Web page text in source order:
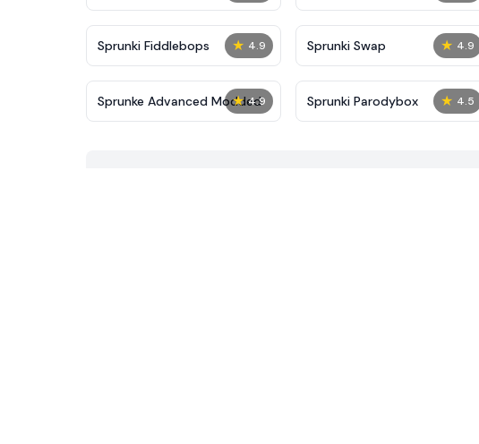
★ 4.9
Sprunki Fiddlebops ★ 4.9
Sprunki Swap
★ 4.9
Sprunke Advanced Modded ★ 4.5
Sprunki Parodybox